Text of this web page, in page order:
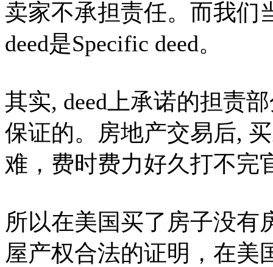
卖家不承担责任。而我们
deed是Specific deed。
其实, deed上承诺的担责
保证的。房地产交易后,
难，费时费力好久打不完
所以在美国买了房子没有
屋产权合法的证明，在美